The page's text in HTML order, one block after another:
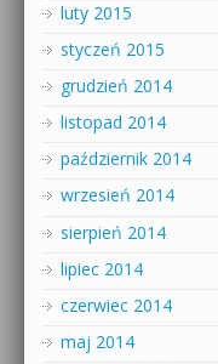
luty 2015
styczeń 2015
grudzień 2014
listopad 2014
październik 2014
wrzesień 2014
sierpień 2014
lipiec 2014
czerwiec 2014
maj 2014